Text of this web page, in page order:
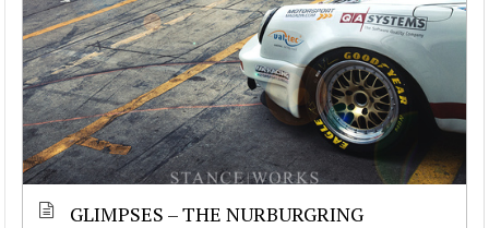
GLIMPSES – THE NURBURGRING